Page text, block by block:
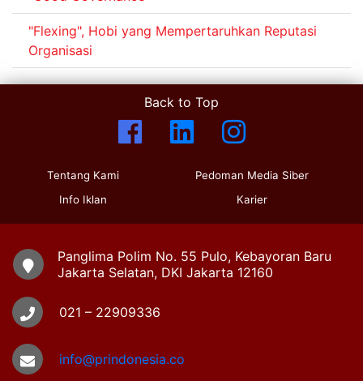
"Flexing", Hobi yang Mempertaruhkan Reputasi
Organisasi
Back to Top
Tentang Kami
Info Iklan
Pedoman Media Siber
Karier
Panglima Polim No. 55 Pulo, Kebayoran Baru
Jakarta Selatan, DKI Jakarta 12160
021 – 22909336
info@prindonesia.co